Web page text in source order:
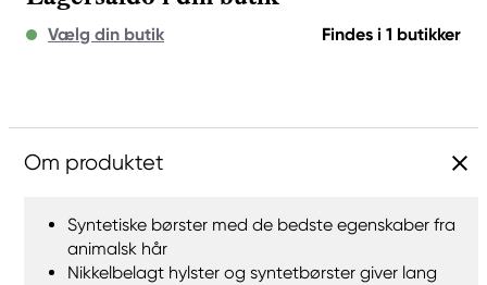
Vælg din butik Findes i 1 butikker
Om produktet
Syntetiske børster med de bedste egenskaber fra
animalsk hår
Nikkelbelagt hylster og syntetbørster giver lang